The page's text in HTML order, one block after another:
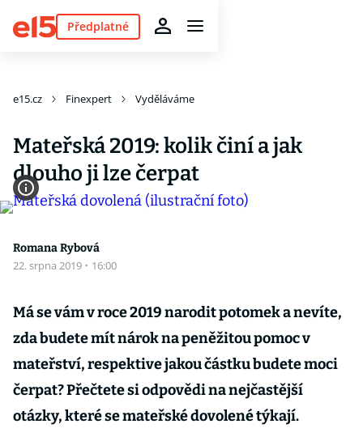
Předplatné
e15.cz Finexpert Vyděláváme
Mateřská 2019: kolik činí a jak
dlouho ji lze čerpat
Romana Rybová
22. srpna 2019 · 16:00
Má se vám v roce 2019 narodit potomek a nevíte,
zda budete mít nárok na peněžitou pomoc v
mateřství, respektive jakou částku budete moci
čerpat? Přečtete si odpovědi na nejčastější
otázky, které se mateřské dovolené týkají.